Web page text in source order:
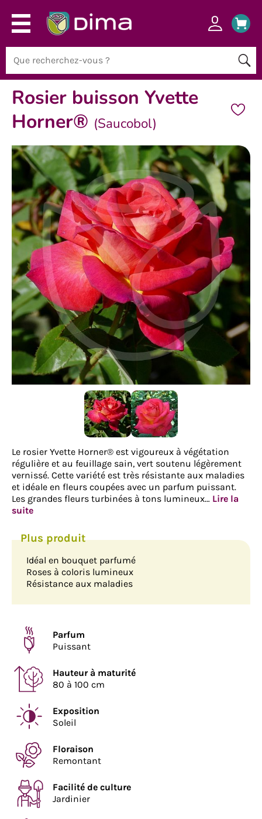
Rosier buisson Yvette
Horner® (Saucobol)
Le rosier Yvette Horner® est vigoureux à végétation
régulière et au feuillage sain, vert soutenu légèrement
vernissé. Cette variété est très résistante aux maladies
et idéale en fleurs coupées avec un parfum puissant.
Les grandes fleurs turbinées à tons lumineux… Lire la
suite
Idéal en bouquet parfumé
Roses à coloris lumineux
Résistance aux maladies
Parfum
Puissant
Hauteur à maturité
80 à 100 cm
Exposition
Soleil
Floraison
Remontant
Facilité de culture
Jardinier